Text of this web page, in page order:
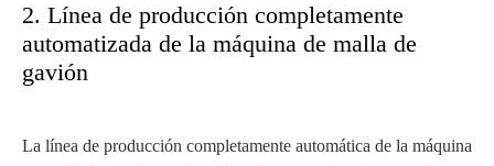
2. Línea de producción completamente
automatizada de la máquina de malla de
gavión
La línea de producción completamente automática de la máquina